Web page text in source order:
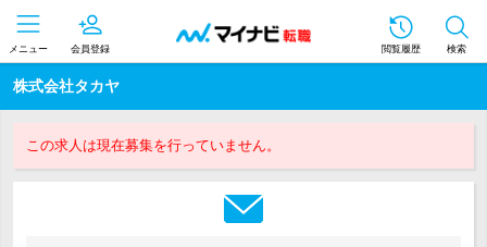
メニュー 会員登録 閲覧履歴 検索
株式会社タカヤ
この求人は現在募集を行っていません。